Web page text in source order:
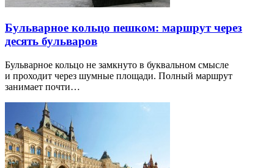
Бульварное кольцо пешком: маршрут через
десять бульваров
Бульварное кольцо не замкнуто в буквальном смысле
и проходит через шумные площади. Полный маршрут
занимает почти…